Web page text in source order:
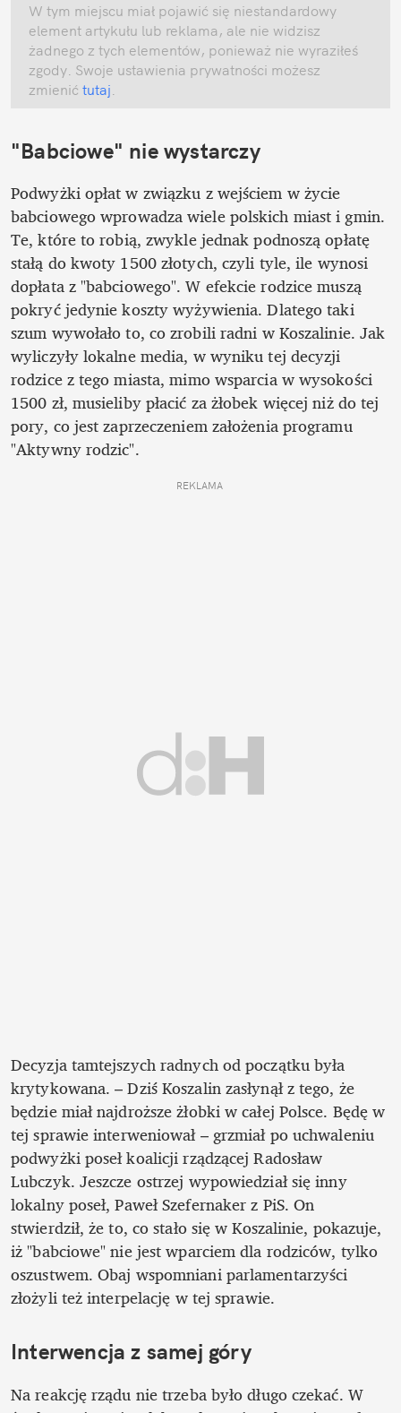
W tym miejscu miał pojawić się niestandardowy
element artykułu lub reklama, ale nie widzisz
żadnego z tych elementów, ponieważ nie wyraziłeś
zgody. Swoje ustawienia prywatności możesz
zmienić tutaj
"Babciowe" nie wystarczy
Podwyżki opłat w związku z wejściem w życie
babciowego wprowadza wiele polskich miast i gmin.
Te, które to robią, zwykle jednak podnoszą opłatę
stałą do kwoty 1500 złotych, czyli tyle, ile wynosi
dopłata z "babciowego". W efekcie rodzice muszą
pokryć jedynie koszty wyżywienia. Dlatego taki
szum wywołało to, co zrobili radni w Koszalinie. Jak
wyliczyły lokalne media, w wyniku tej decyzji
rodzice z tego miasta, mimo wsparcia w wysokości
1500 zł, musieliby płacić za żłobek więcej niż do tej
pory, co jest zaprzeczeniem założenia programu
"Aktywny rodzic".
REKLAMA
Decyzja tamtejszych radnych od początku była
krytykowana. – Dziś Koszalin zasłynął z tego, że
będzie miał najdroższe żłobki w całej Polsce. Będę w
tej sprawie interweniował – grzmiał po uchwaleniu
podwyżki poseł koalicji rządzącej Radosław
Lubczyk. Jeszcze ostrzej wypowiedział się inny
lokalny poseł, Paweł Szefernaker z PiS. On
stwierdził, że to, co stało się w Koszalinie, pokazuje,
iż "babciowe" nie jest wparciem dla rodziców, tylko
oszustwem. Obaj wspomniani parlamentarzyści
złożyli też interpelację w tej sprawie.
Interwencja z samej góry
Na reakcję rządu nie trzeba było długo czekać. W